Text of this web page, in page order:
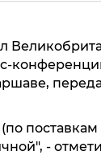
-